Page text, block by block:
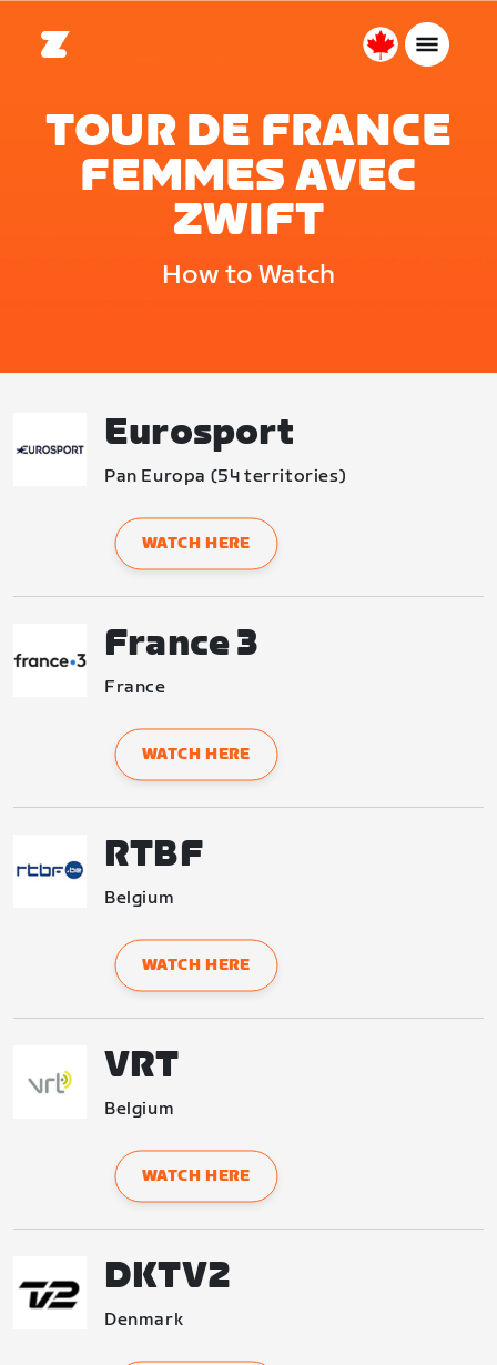
Canada
TOUR DE FRANCE
FEMMES AVEC
ZWIFT
How to Watch
Eurosport
Pan Europa (54 territories)
WATCH HERE
France 3
France
WATCH HERE
RTBF
Belgium
WATCH HERE
VRT
Belgium
WATCH HERE
DKTV2
Denmark